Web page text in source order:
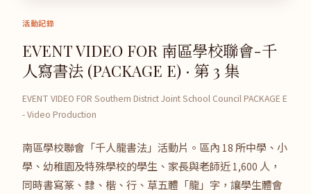
活動記錄
EVENT VIDEO FOR 南區學校聯會-千
人寫書法 (PACKAGE E) · 第 3 集
EVENT VIDEO FOR Southern District Joint School Council PACKAGE E
- Video Production
南區學校聯會「千人龍書法」活動片。區內 18 所中學、小
學、幼稚園及特殊學校的學生、家長與老師近 1,600 人，
同時書寫篆、隸、楷、行、草五體「龍」字，讓學生體會